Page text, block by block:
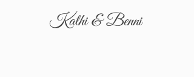
Kathi & Benni